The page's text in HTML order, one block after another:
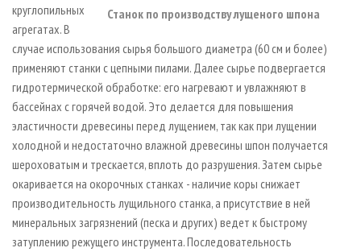
Станок по производству лущеного шпона
круглопильных
агрегатах. В
случае использования сырья большого диаметра (60 см и более)
применяют станки с цепными пилами. Далее сырье подвергается
гидротермической обработке: его нагревают и увлажняют в
бассейнах с горячей водой. Это делается для повышения
эластичности древесины перед лущением, так как при лущении
холодной и недостаточно влажной древесины шпон получается
шероховатым и трескается, вплоть до разрушения. Затем сырье
окаривается на окорочных станках - наличие коры снижает
производительность лущильного станка, а присутствие в ней
минеральных загрязнений (песка и других) ведет к быстрому
затуплению режущего инструмента. Последовательность